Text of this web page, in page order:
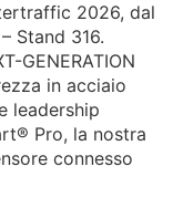
2026, dal
Stand 316.
GENERATION
in acciaio
leadership
Pro, la nostra
connesso